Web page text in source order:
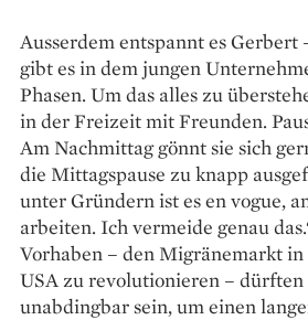
Ausserdem entspannt es
gibt es in dem jungen
Phasen. Um das alles zu
in der Freizeit mit Freunden.
Am Nachmittag gönnt sie sich
die Mittagspause zu knapp
unter Gründern ist es en vogue,
arbeiten. Ich vermeide genau
Vorhaben – den Migräne­markt
USA zu revolutionieren – dürften
unabdingbar sein, um einen